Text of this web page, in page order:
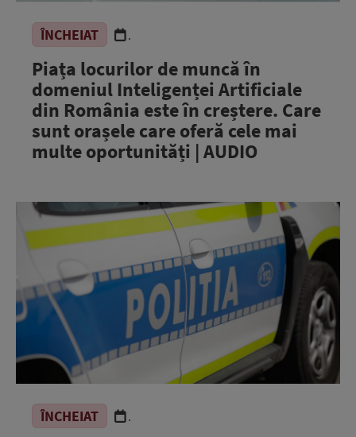
ÎNCHEIAT .
Piața locurilor de muncă în
domeniul Inteligenței Artificiale
din România este în creștere. Care
sunt orașele care oferă cele mai
multe oportunități | AUDIO
ÎNCHEIAT .